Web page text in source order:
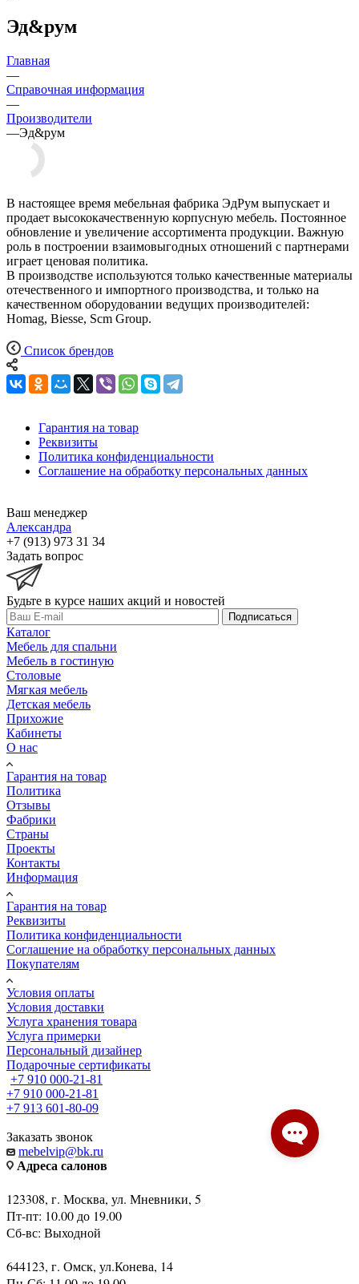
Эд&рум
Главная
—
Справочная информация
—
Производители
—Эд&рум
В настоящее время мебельная фабрика ЭдРум выпускает и
продает высококачественную корпусную мебель. Постоянное
обновление и увеличение ассортимента продукции. Важную
роль в построении взаимовыгодных отношений с партнерами
играет ценовая политика.
В производстве используются только качественные материалы
отечественного и импортного производства, и только на
качественном оборудовании ведущих производителей:
Homag, Biesse, Scm Group.
Список брендов
Гарантия на товар
Реквизиты
Политика конфиденциальности
Соглашение на обработку персональных данных
Ваш менеджер
Александра
+7 (913) 973 31 34
Задать вопрос
Будьте в курсе наших акций и новостей
Подписаться
Каталог
Мебель для спальни
Мебель в гостиную
Столовые
Мягкая мебель
Детская мебель
Прихожие
Кабинеты
О нас
Гарантия на товар
Политика
Отзывы
Фабрики
Страны
Проекты
Контакты
Информация
Гарантия на товар
Реквизиты
Политика конфиденциальности
Соглашение на обработку персональных данных
Покупателям
Условия оплаты
Условия доставки
Услуга хранения товара
Услуга примерки
Персональный дизайнер
Подарочные сертификаты
+7 910 000-21-81
+7 910 000-21-81
+7 913 601-80-09
Заказать звонок
mebelvip@bk.ru
Адреса салонов
123308, г. Москва, ул. Мневники, 5
Пт-пт: 10.00 до 19.00
Сб-вс: Выходной
644123, г. Омск, ул.Конева, 14